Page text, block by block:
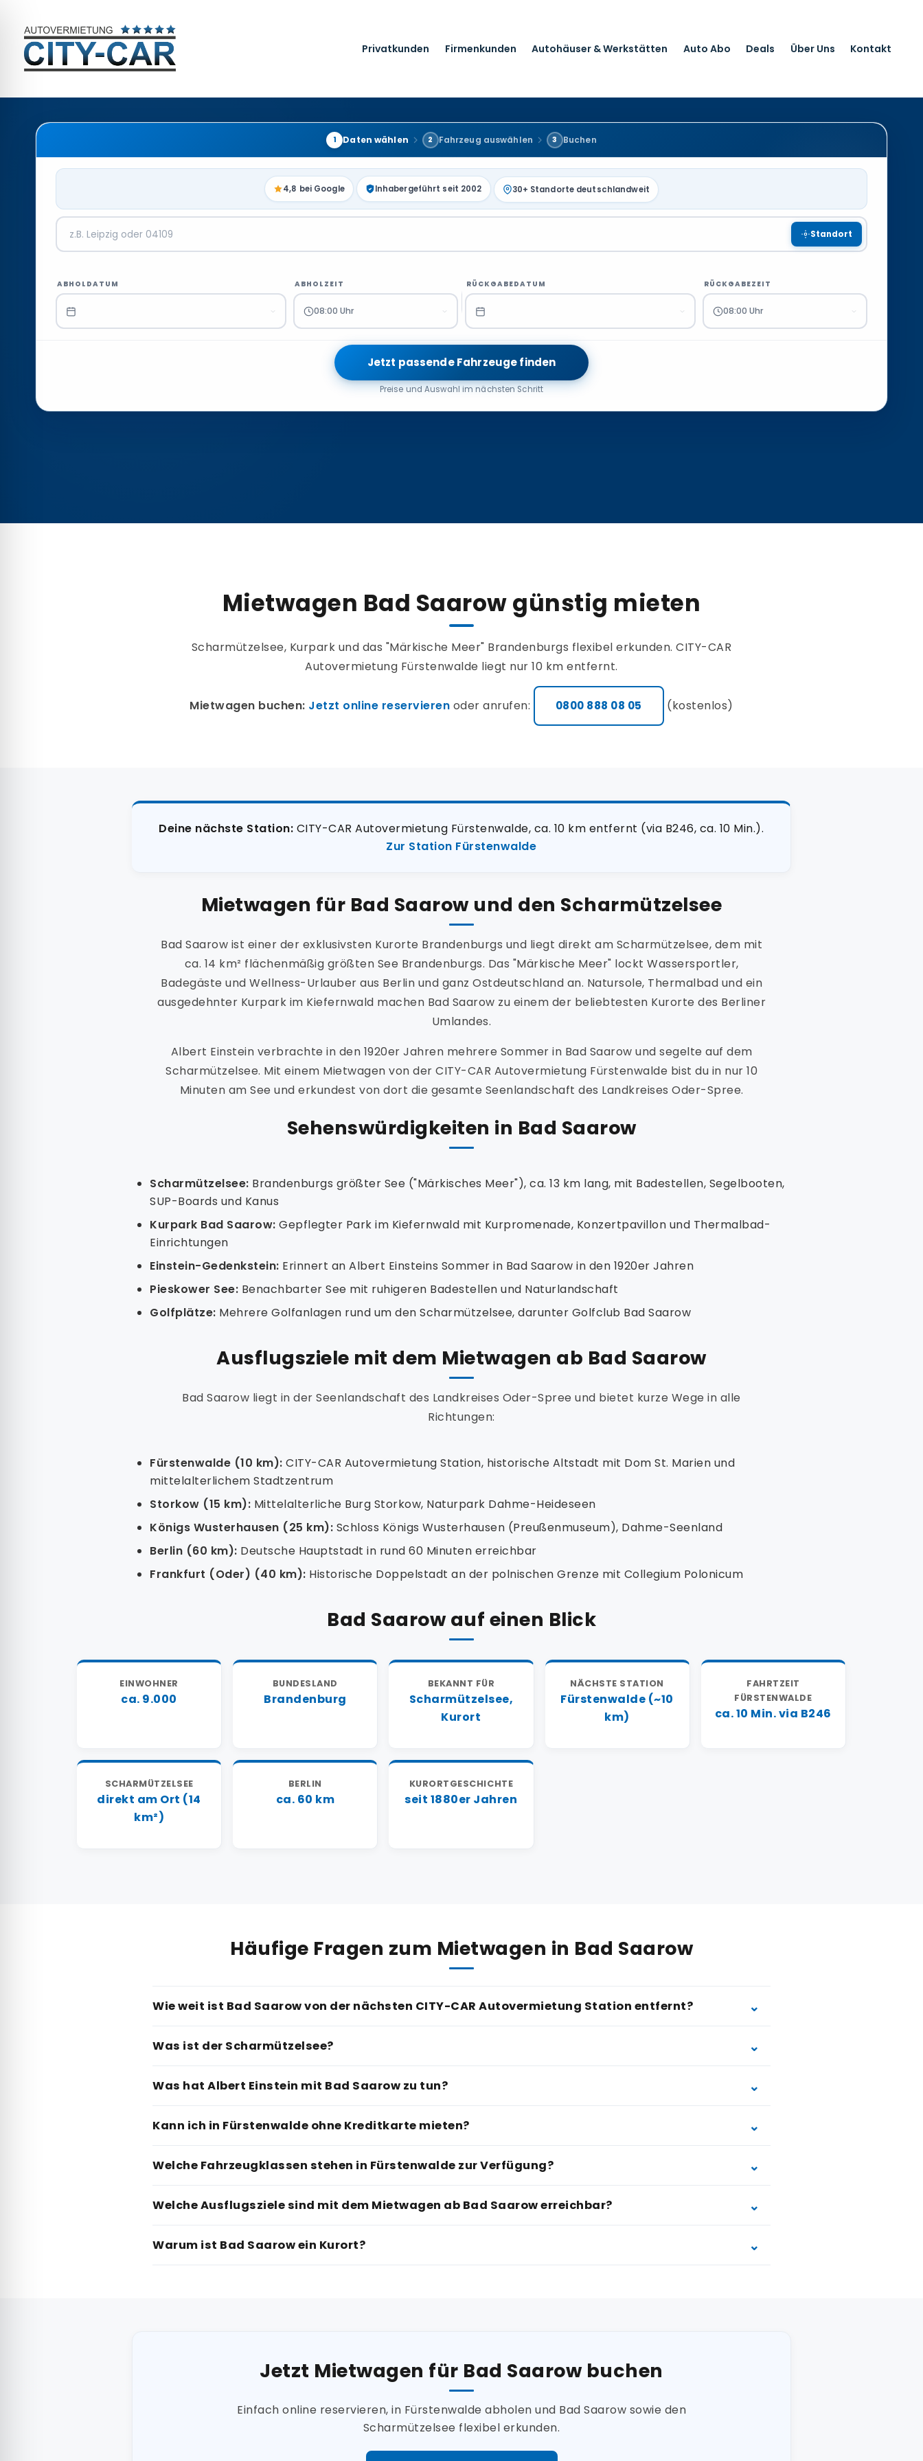
Privatkunden Firmenkunden Autohäuser & Werkstätten Auto Abo Deals Über Uns Kontakt
1 Daten wählen 2 Fahrzeug auswählen 3 Buchen
4,8 bei Google Inhabergeführt seit 2002 30+ Standorte deutschlandweit
Standort
ABHOLDATUM ABHOLZEIT
08:00 Uhr
RÜCKGABEDATUM RÜCKGABEZEIT
08:00 Uhr
Jetzt passende Fahrzeuge finden
Preise und Auswahl im nächsten Schritt
Mietwagen Bad Saarow günstig mieten
Scharmützelsee, Kurpark und das "Märkische Meer" Brandenburgs flexibel erkunden. CITY-CAR
Autovermietung Fürstenwalde liegt nur 10 km entfernt.
Mietwagen buchen: Jetzt online reservieren oder anrufen: 0800 888 08 05 (kostenlos)
Deine nächste Station: CITY-CAR Autovermietung Fürstenwalde, ca. 10 km entfernt (via B246, ca. 10 Min.).
Zur Station Fürstenwalde
Mietwagen für Bad Saarow und den Scharmützelsee
Bad Saarow ist einer der exklusivsten Kurorte Brandenburgs und liegt direkt am Scharmützelsee, dem mit
ca. 14 km² flächenmäßig größten See Brandenburgs. Das "Märkische Meer" lockt Wassersportler,
Badegäste und Wellness-Urlauber aus Berlin und ganz Ostdeutschland an. Natursole, Thermalbad und ein
ausgedehnter Kurpark im Kiefernwald machen Bad Saarow zu einem der beliebtesten Kurorte des Berliner
Umlandes.
Albert Einstein verbrachte in den 1920er Jahren mehrere Sommer in Bad Saarow und segelte auf dem
Scharmützelsee. Mit einem Mietwagen von der CITY-CAR Autovermietung Fürstenwalde bist du in nur 10
Minuten am See und erkundest von dort die gesamte Seenlandschaft des Landkreises Oder-Spree.
Sehenswürdigkeiten in Bad Saarow
Scharmützelsee: Brandenburgs größter See ("Märkisches Meer"), ca. 13 km lang, mit Badestellen, Segelbooten,
SUP-Boards und Kanus
Kurpark Bad Saarow: Gepflegter Park im Kiefernwald mit Kurpromenade, Konzertpavillon und Thermalbad-
Einrichtungen
Einstein-Gedenkstein: Erinnert an Albert Einsteins Sommer in Bad Saarow in den 1920er Jahren
Pieskower See: Benachbarter See mit ruhigeren Badestellen und Naturlandschaft
Golfplätze: Mehrere Golfanlagen rund um den Scharmützelsee, darunter Golfclub Bad Saarow
Ausflugsziele mit dem Mietwagen ab Bad Saarow
Bad Saarow liegt in der Seenlandschaft des Landkreises Oder-Spree und bietet kurze Wege in alle
Richtungen:
Fürstenwalde (10 km): CITY-CAR Autovermietung Station, historische Altstadt mit Dom St. Marien und
mittelalterlichem Stadtzentrum
Storkow (15 km): Mittelalterliche Burg Storkow, Naturpark Dahme-Heideseen
Königs Wusterhausen (25 km): Schloss Königs Wusterhausen (Preußenmuseum), Dahme-Seenland
Berlin (60 km): Deutsche Hauptstadt in rund 60 Minuten erreichbar
Frankfurt (Oder) (40 km): Historische Doppelstadt an der polnischen Grenze mit Collegium Polonicum
Bad Saarow auf einen Blick
EINWOHNER
ca. 9.000
BUNDESLAND
Brandenburg
BEKANNT FÜR
Scharmützelsee,
Kurort
NÄCHSTE STATION
Fürstenwalde (~10
km)
FAHRTZEIT
FÜRSTENWALDE
ca. 10 Min. via B246
SCHARMÜTZELSEE
direkt am Ort (14
km²)
BERLIN
ca. 60 km
KURORTGESCHICHTE
seit 1880er Jahren
Häufige Fragen zum Mietwagen in Bad Saarow
Wie weit ist Bad Saarow von der nächsten CITY-CAR Autovermietung Station entfernt?
Was ist der Scharmützelsee?
Was hat Albert Einstein mit Bad Saarow zu tun?
Kann ich in Fürstenwalde ohne Kreditkarte mieten?
Welche Fahrzeugklassen stehen in Fürstenwalde zur Verfügung?
Welche Ausflugsziele sind mit dem Mietwagen ab Bad Saarow erreichbar?
Warum ist Bad Saarow ein Kurort?
Jetzt Mietwagen für Bad Saarow buchen
Einfach online reservieren, in Fürstenwalde abholen und Bad Saarow sowie den
Scharmützelsee flexibel erkunden.